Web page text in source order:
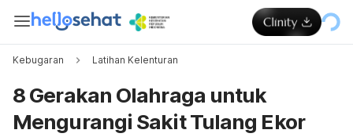
Kebugaran Latihan Kelenturan
8 Gerakan Olahraga untuk
Mengurangi Sakit Tulang Ekor